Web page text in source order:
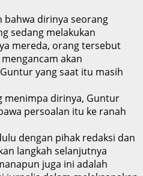
bahwa dirinya seorang
sedang melakukan
mereda, orang tersebut
akan
yang saat itu masih
menimpa dirinya, Guntur
persoalan itu ke ranah
dengan pihak redaksi dan
langkah selanjutnya
juga ini adalah